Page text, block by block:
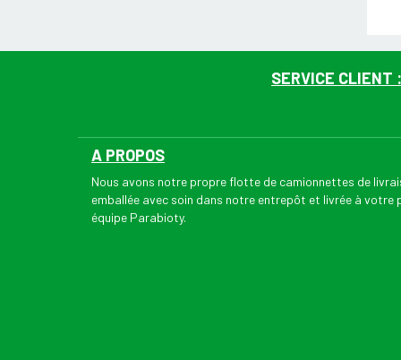
SERVICE CLIENT :
A PROPOS
Nous avons notre propre flotte de camionnettes de
emballée avec soin dans notre entrepôt et livrée à
équipe Parabioty.